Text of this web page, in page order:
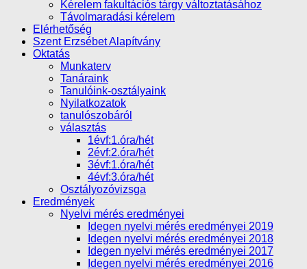
Kérelem fakultációs tárgy változtatásához
Távolmaradási kérelem
Elérhetőség
Szent Erzsébet Alapítvány
Oktatás
Munkaterv
Tanáraink
Tanulóink-osztályaink
Nyilatkozatok
tanulószobáról
választás
1évf:1.óra/hét
2évf:2.óra/hét
3évf:1.óra/hét
4évf:3.óra/hét
Osztályozóvizsga
Eredmények
Nyelvi mérés eredményei
Idegen nyelvi mérés eredményei 2019
Idegen nyelvi mérés eredményei 2018
Idegen nyelvi mérés eredményei 2017
Idegen nyelvi mérés eredményei 2016